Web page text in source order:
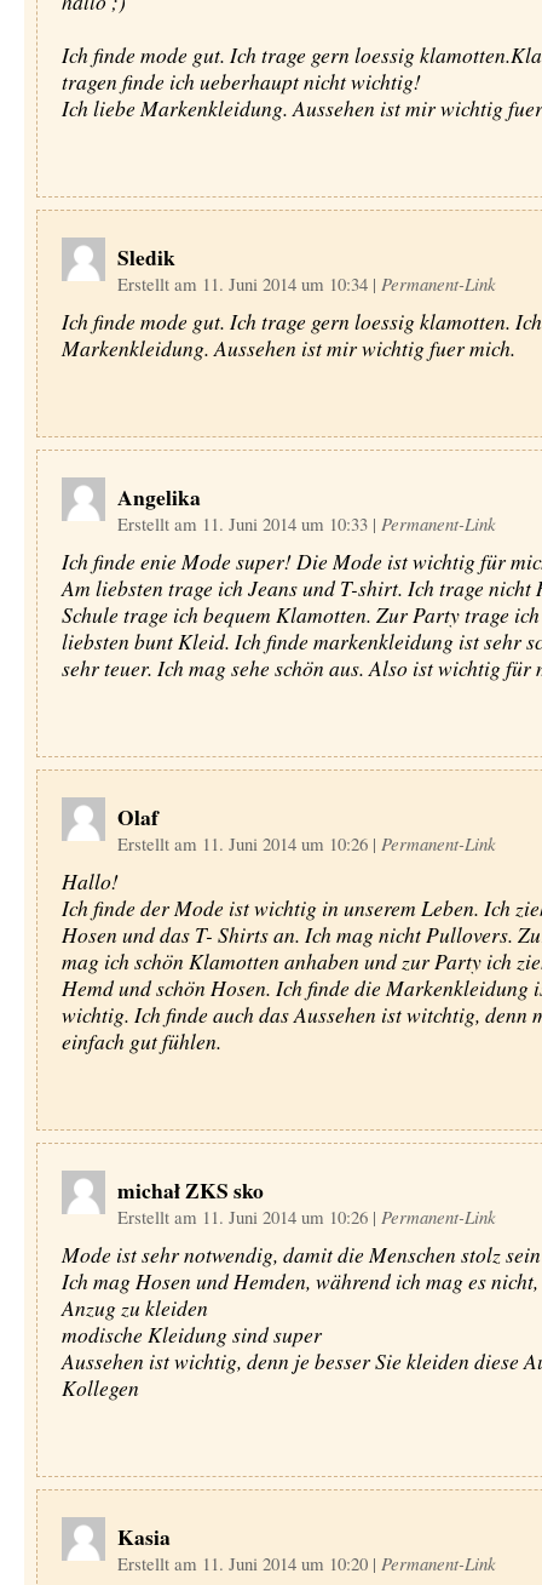
Ich finde mode gut. Ich trage gern loessig
tragen finde ich ueberhaupt nicht wichtig!
Ich liebe Markenkleidung. Aussehen ist mir wichtig
Sledik
Erstellt am 11. Juni 2014 um 10:34 | Permanent-Link
Ich finde mode gut. Ich trage gern loessig klamotten.
Markenkleidung. Aussehen ist mir wichtig fuer mich.
Angelika
Erstellt am 11. Juni 2014 um 10:33 | Permanent-Link
Ich finde enie Mode super! Die Mode ist wichtig für
Am liebsten trage ich Jeans und T-shirt. Ich trage nicht
Schule trage ich bequem Klamotten. Zur Party trage
liebsten bunt Kleid. Ich finde markenkleidung ist sehr
sehr teuer. Ich mag sehe schön aus. Also ist wichtig für
Olaf
Erstellt am 11. Juni 2014 um 10:26 | Permanent-Link
Hallo!
Ich finde der Mode ist wichtig in unserem Leben. Ich
Hosen und das T- Shirts an. Ich mag nicht Pullovers.
mag ich schön Klamotten anhaben und zur Party ich
Hemd und schön Hosen. Ich finde die Markenkleidung
wichtig. Ich finde auch das Aussehen ist witchtig, denn
einfach gut fühlen.
michał ZKS sko
Erstellt am 11. Juni 2014 um 10:26 | Permanent-Link
Mode ist sehr notwendig, damit die Menschen stolz
Ich mag Hosen und Hemden, während ich mag es
Anzug zu kleiden
modische Kleidung sind super
Aussehen ist wichtig, denn je besser Sie kleiden diese
Kollegen
Kasia
Erstellt am 11. Juni 2014 um 10:20 | Permanent-Link